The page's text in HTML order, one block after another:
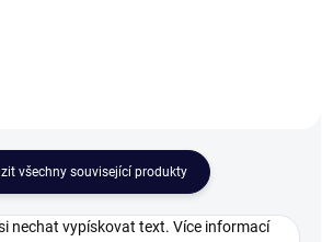
všechny související produkty
nechat vypískovat text. Více informací